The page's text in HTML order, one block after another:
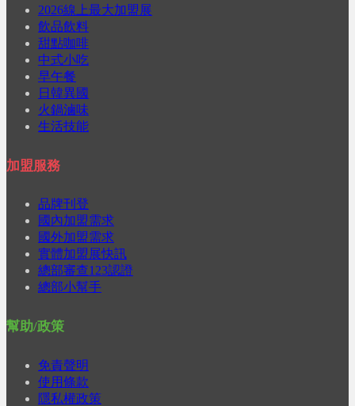
2026線上最大加盟展
飲品飲料
甜點咖啡
中式小吃
早午餐
日韓異國
火鍋滷味
生活技能
加盟服務
品牌刊登
國內加盟需求
國外加盟需求
實體加盟展快訊
總部審查123認證
總部小幫手
幫助/政策
免責聲明
使用條款
隱私權政策